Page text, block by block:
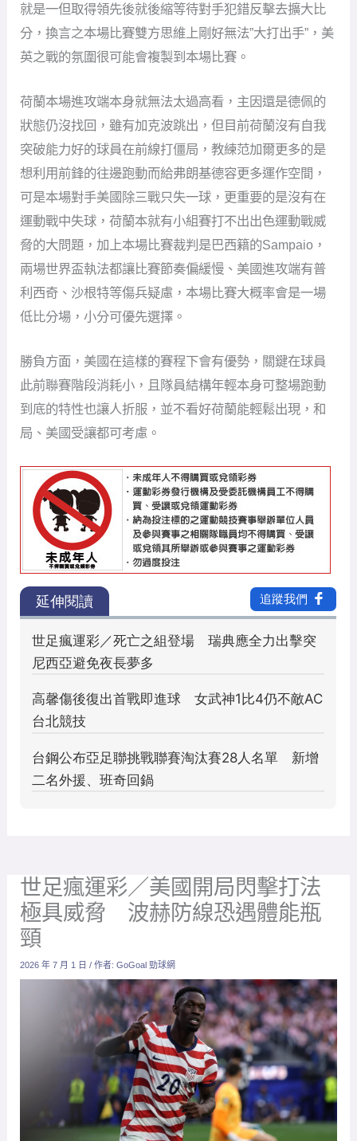
就是一但取得領先後就後縮等待對手犯錯反擊去擴大比
分，換言之本場比賽雙方思維上剛好無法”大打出手”，美
英之戰的氛圍很可能會複製到本場比賽。
荷蘭本場進攻端本身就無法太過高看，主因還是德佩的
狀態仍沒找回，雖有加克波跳出，但目前荷蘭沒有自我
突破能力好的球員在前線打僵局，教練范加爾更多的是
想利用前鋒的往邊跑動而給弗朗基德容更多運作空間，
可是本場對手美國除三戰只失一球，更重要的是沒有在
運動戰中失球，荷蘭本就有小組賽打不出出色運動戰威
脅的大問題，加上本場比賽裁判是巴西籍的Sampaio，
兩場世界盃執法都讓比賽節奏偏緩慢、美國進攻端有普
利西奇、沙根特等傷兵疑慮，本場比賽大概率會是一場
低比分場，小分可優先選擇。
勝負方面，美國在這樣的賽程下會有優勢，關鍵在球員
此前聯賽階段消耗小，且隊員結構年輕本身可整場跑動
到底的特性也讓人折服，並不看好荷蘭能輕鬆出現，和
局、美國受讓都可考慮。
世足瘋運彩／美國開局閃擊打法
極具威脅 波赫防線恐遇體能瓶
頸
2026 年 7 月 1 日/ 作者:GoGoal 勁球網